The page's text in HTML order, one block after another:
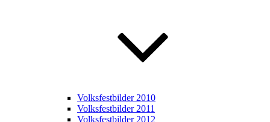
Volksfestbilder 2010
Volksfestbilder 2011
Volksfestbilder 2012